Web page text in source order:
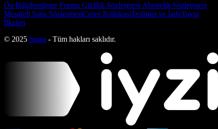
Ön Bilgilendirme Formu Gizlilik Sözleşmesi Abonelik Sözleşmesi
Mesafeli Satış SözleşmesiÇerez PolitikasıTeslimat ve İadeYayın
İlkeleri
© 2025 bmag - Tüm hakları saklıdır.